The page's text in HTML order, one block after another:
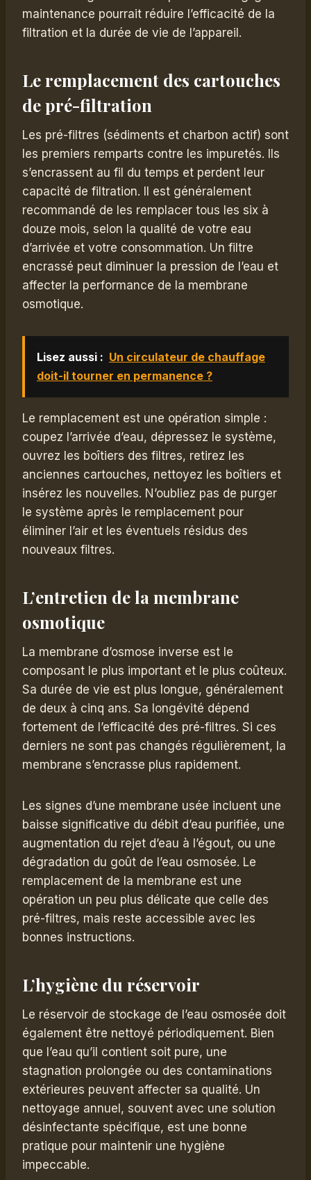
maintenance pourrait réduire l’efficacité de la
filtration et la durée de vie de l’appareil.
Le remplacement des cartouches
de pré-filtration
Les pré-filtres (sédiments et charbon actif) sont
les premiers remparts contre les impuretés. Ils
s’encrassent au fil du temps et perdent leur
capacité de filtration. Il est généralement
recommandé de les remplacer tous les six à
douze mois, selon la qualité de votre eau
d’arrivée et votre consommation. Un filtre
encrassé peut diminuer la pression de l’eau et
affecter la performance de la membrane
osmotique.
Lisez aussi : Un circulateur de chauffage
doit-il tourner en permanence ?
Le remplacement est une opération simple :
coupez l’arrivée d’eau, dépressez le système,
ouvrez les boîtiers des filtres, retirez les
anciennes cartouches, nettoyez les boîtiers et
insérez les nouvelles. N’oubliez pas de purger
le système après le remplacement pour
éliminer l’air et les éventuels résidus des
nouveaux filtres.
L’entretien de la membrane
osmotique
La membrane d’osmose inverse est le
composant le plus important et le plus coûteux.
Sa durée de vie est plus longue, généralement
de deux à cinq ans. Sa longévité dépend
fortement de l’efficacité des pré-filtres. Si ces
derniers ne sont pas changés régulièrement, la
membrane s’encrasse plus rapidement.
Les signes d’une membrane usée incluent une
baisse significative du débit d’eau purifiée, une
augmentation du rejet d’eau à l’égout, ou une
dégradation du goût de l’eau osmosée. Le
remplacement de la membrane est une
opération un peu plus délicate que celle des
pré-filtres, mais reste accessible avec les
bonnes instructions.
L’hygiène du réservoir
Le réservoir de stockage de l’eau osmosée doit
également être nettoyé périodiquement. Bien
que l’eau qu’il contient soit pure, une
stagnation prolongée ou des contaminations
extérieures peuvent affecter sa qualité. Un
nettoyage annuel, souvent avec une solution
désinfectante spécifique, est une bonne
pratique pour maintenir une hygiène
impeccable.